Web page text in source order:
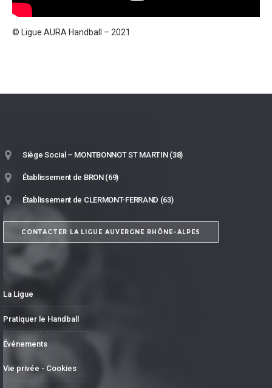
© Ligue AURA Handball – 2021
Siège Social – MONTBONNOT ST MARTIN (38)
Établissement de BRON (69)
Établissement de CLERMONT-FERRAND (63)
CONTACTER LA LIGUE AUVERGNE RHÔNE-ALPES
La Ligue
Pratiquer le Handball
Événements
Vie privée - Cookies